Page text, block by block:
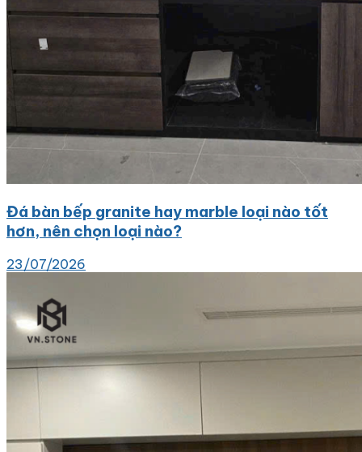
Đá bàn bếp granite hay marble loại nào tốt
hơn, nên chọn loại nào?
23/07/2026